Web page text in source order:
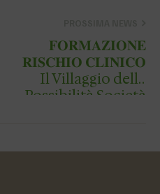
𝐅𝐎𝐑𝐌𝐀𝐙𝐈𝐎𝐍𝐄
𝐑𝐈𝐒𝐂𝐇𝐈𝐎 𝐂𝐋𝐈𝐍𝐈𝐂𝐎
Il Villaggio delle
Possibilità Società